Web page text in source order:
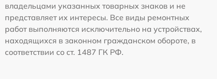
владельцами указанных товарных знаков и не
представляет их интересы. Все виды ремонтных
работ выполняются исключительно на устройствах,
находящихся в законном гражданском обороте, в
соответствии со ст. 1487 ГК РФ.